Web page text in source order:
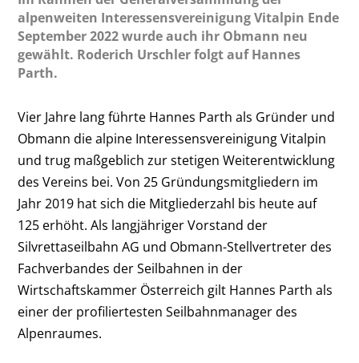
alpenweiten Interessensvereinigung Vitalpin Ende
September 2022 wurde auch ihr Obmann neu
gewählt. Roderich Urschler folgt auf Hannes
Parth.
Vier Jahre lang führte Hannes Parth als Gründer und
Obmann die alpine Interessensvereinigung Vitalpin
und trug maßgeblich zur stetigen Weiterentwicklung
des Vereins bei. Von 25 Gründungsmitgliedern im
Jahr 2019 hat sich die Mitgliederzahl bis heute auf
125 erhöht. Als langjähriger Vorstand der
Silvrettaseilbahn AG und Obmann-Stellvertreter des
Fachverbandes der Seilbahnen in der
Wirtschaftskammer Österreich gilt Hannes Parth als
einer der profiliertesten Seilbahnmanager des
Alpenraumes.